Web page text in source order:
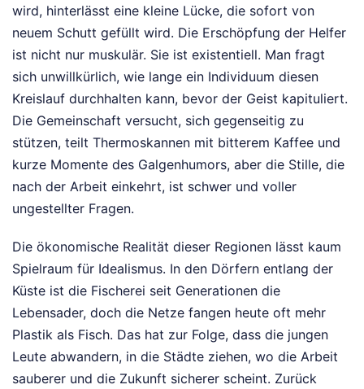
wird, hinterlässt eine kleine Lücke, die sofort von
neuem Schutt gefüllt wird. Die Erschöpfung der Helfer
ist nicht nur muskulär. Sie ist existentiell. Man fragt
sich unwillkürlich, wie lange ein Individuum diesen
Kreislauf durchhalten kann, bevor der Geist kapituliert.
Die Gemeinschaft versucht, sich gegenseitig zu
stützen, teilt Thermoskannen mit bitterem Kaffee und
kurze Momente des Galgenhumors, aber die Stille, die
nach der Arbeit einkehrt, ist schwer und voller
ungestellter Fragen.
Die ökonomische Realität dieser Regionen lässt kaum
Spielraum für Idealismus. In den Dörfern entlang der
Küste ist die Fischerei seit Generationen die
Lebensader, doch die Netze fangen heute oft mehr
Plastik als Fisch. Das hat zur Folge, dass die jungen
Leute abwandern, in die Städte ziehen, wo die Arbeit
sauberer und die Zukunft sicherer scheint. Zurück